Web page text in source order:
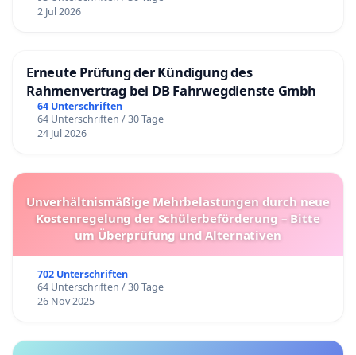
2 Jul 2026
Erneute Prüfung der Kündigung des
Rahmenvertrag bei DB Fahrwegdienste Gmbh
64 Unterschriften
64 Unterschriften / 30 Tage
24 Jul 2026
Unverhältnismäßige Mehrbelastungen durch neue
Kostenregelung der Schülerbeförderung – Bitte
um Überprüfung und Alternativen
702 Unterschriften
64 Unterschriften / 30 Tage
26 Nov 2025